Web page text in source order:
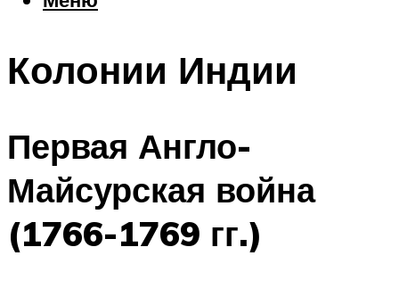
Шоппинг
Меню
Колонии Индии
Первая Англо-
Майсурская война
(1766-1769 гг.)